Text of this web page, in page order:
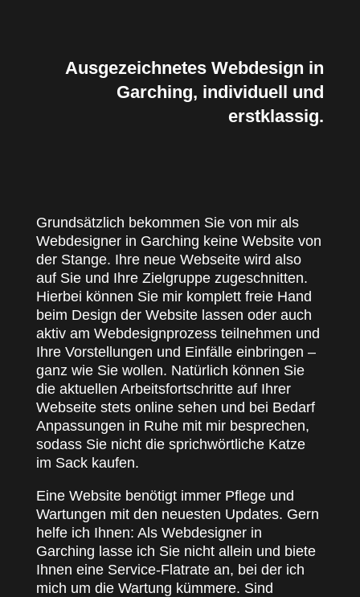
Ausgezeichnetes Webdesign in
Garching, individuell und
erstklassig.
Grundsätzlich bekommen Sie von mir als
Webdesigner in Garching keine Website von
der Stange. Ihre neue Webseite wird also
auf Sie und Ihre Zielgruppe zugeschnitten.
Hierbei können Sie mir komplett freie Hand
beim Design der Website lassen oder auch
aktiv am Webdesignprozess teilnehmen und
Ihre Vorstellungen und Einfälle einbringen –
ganz wie Sie wollen. Natürlich können Sie
die aktuellen Arbeitsfortschritte auf Ihrer
Webseite stets online sehen und bei Bedarf
Anpassungen in Ruhe mit mir besprechen,
sodass Sie nicht die sprichwörtliche Katze
im Sack kaufen.
Eine Website benötigt immer Pflege und
Wartungen mit den neuesten Updates. Gern
helfe ich Ihnen: Als Webdesigner in
Garching lasse ich Sie nicht allein und biete
Ihnen eine Service-Flatrate an, bei der ich
mich um die Wartung kümmere. Sind